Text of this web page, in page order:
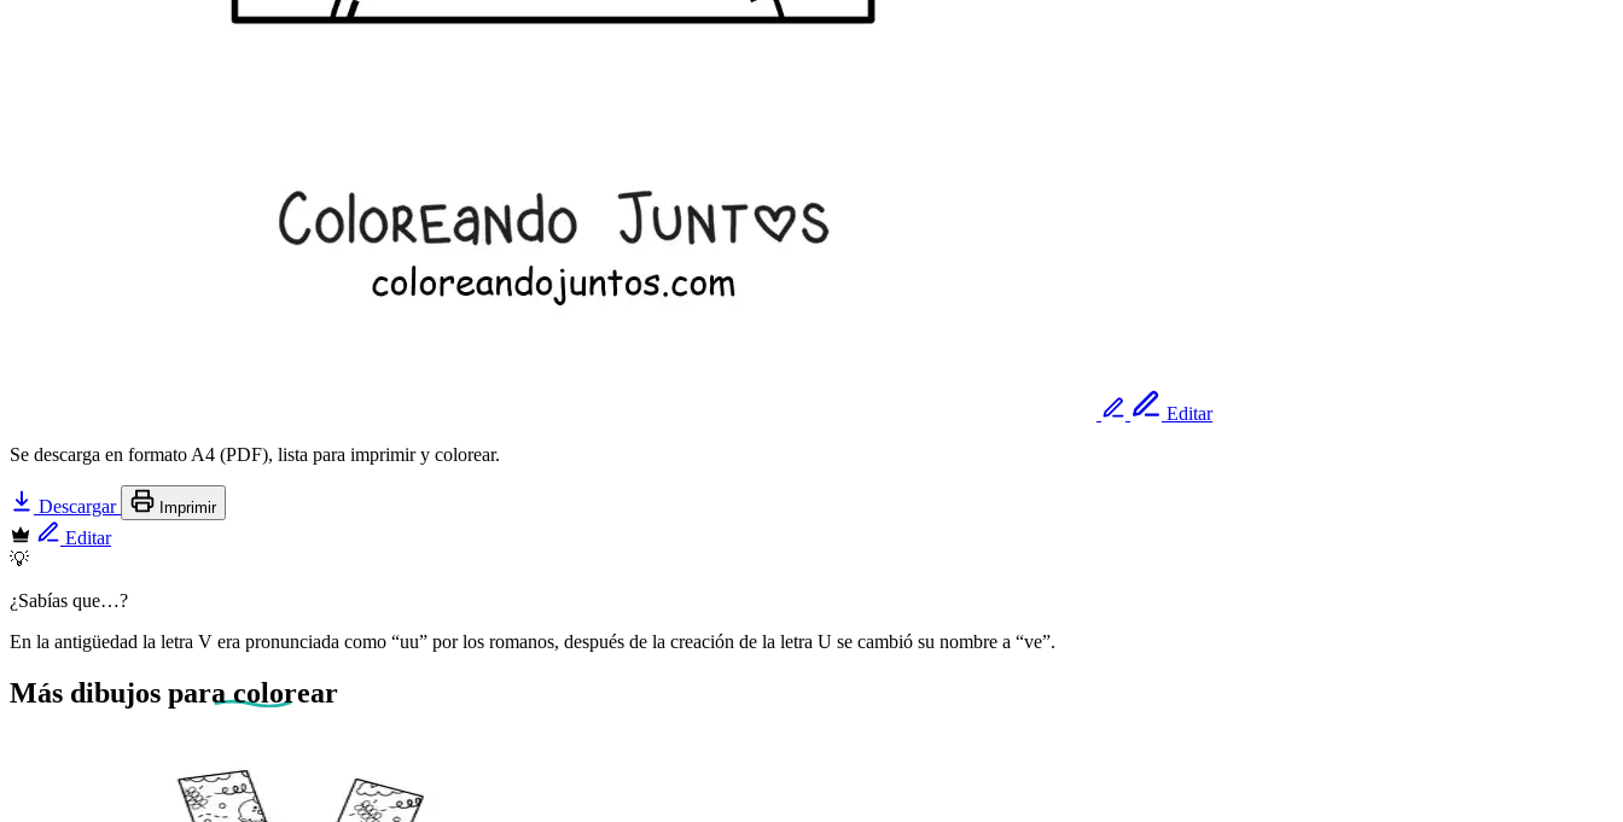
Editar
Se descarga en formato A4 (PDF), lista para imprimir y colorear.
Descargar Imprimir
Editar
💡
¿Sabías que…?
En la antigüedad la letra V era pronunciada como “uu” por los romanos, después de la creación de la letra U se cambió su nombre a “ve”.
Más dibujos para colorear